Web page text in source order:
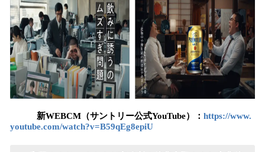
新WEBCM（サントリー公式YouTube）： https://www.
youtube.com/watch?v=B59qEg8epiU